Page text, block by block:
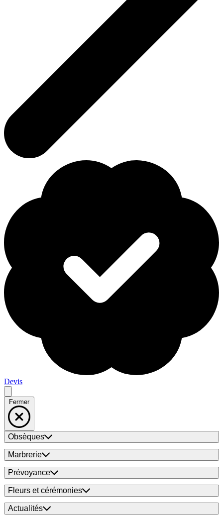
Devis
Fermer
Obsèques
Marbrerie
Prévoyance
Fleurs et cérémonies
Actualités